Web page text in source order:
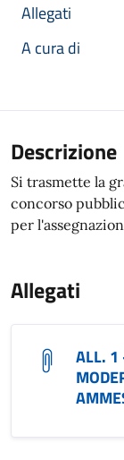
Allegati
A cura di
Articolo
Descrizione
Si trasmette la
concorso
per
Allegati
ALL. 1